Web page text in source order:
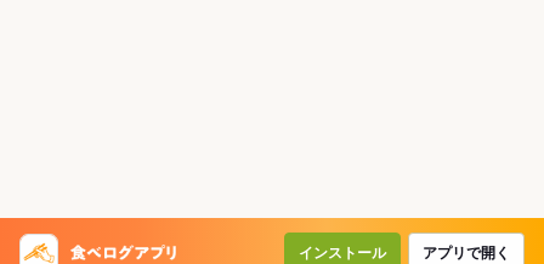
インストール アプリで開く